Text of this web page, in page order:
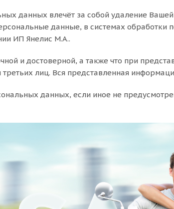
данных влечёт за собой удаление Вашей
данные, в системах
ИП Янелис М.А..
и достоверной, а также что при
лиц. Вся представленная
данных, если иное не